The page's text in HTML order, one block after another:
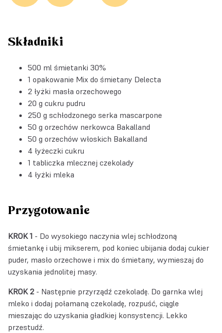
Składniki
500 ml śmietanki 30%
1 opakowanie Mix do śmietany Delecta
2 łyżki masła orzechowego
20 g cukru pudru
250 g schłodzonego serka mascarpone
50 g orzechów nerkowca Bakalland
50 g orzechów włoskich Bakalland
4 łyżeczki cukru
1 tabliczka mlecznej czekolady
4 łyżki mleka
Przygotowanie
KROK 1 - Do wysokiego naczynia wlej schłodzoną
śmietankę i ubij mikserem, pod koniec ubijania dodaj cukier
puder, masło orzechowe i mix do śmietany, wymieszaj do
uzyskania jednolitej masy.
KROK 2 - Następnie przyrządź czekoladę. Do garnka wlej
mleko i dodaj połamaną czekoladę, rozpuść, ciągle
mieszając do uzyskania gładkiej konsystencji. Lekko
przestudź.